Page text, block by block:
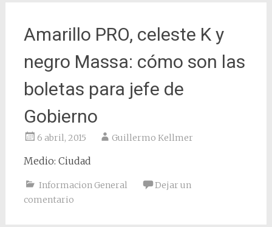
Amarillo PRO, celeste K y
negro Massa: cómo son las
boletas para jefe de
Gobierno
6 abril, 2015 Guillermo Kellmer
Medio: Ciudad
Informacion General
Dejar un
comentario